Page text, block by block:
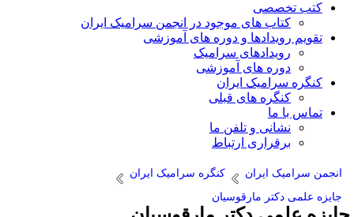
کتب تخصصی
کتاب های موجود در انجمن سرامیک ایران
تقویم رویدادها و دوره های آموزشی
رویدادهای سرامیک
دوره های آموزشی
کنگره سرامیک ایران
کنگره های قبلی
تماس با ما
نشانی و تلفن ما
برقراری ارتباط
انجمن سرامیک ایران
کنگره سرامیک ایران
جایزه علمی دکتر مارقوسیان